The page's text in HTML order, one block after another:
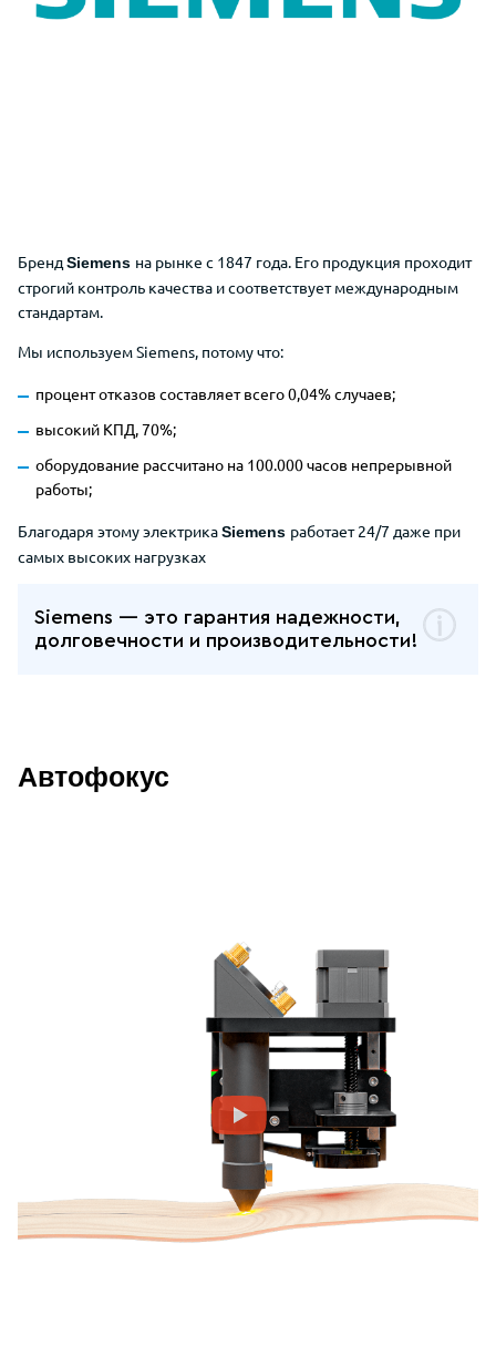
БрендSiemens на рынке с 1847 года. Его продукция проходит
строгий контроль качества и соответствует международным
стандартам.
Мы используем Siemens, потому что:
процент отказов составляет всего 0,04% случаев;
высокий КПД, 70%;
оборудование рассчитано на 100.000 часов непрерывной
работы;
Благодаря этому электрикаSiemens работает 24/7 даже при
самых высоких нагрузках
Siemens — это гарантия надежности,
долговечности и производительности!
Описание дополнительных
Автофокус